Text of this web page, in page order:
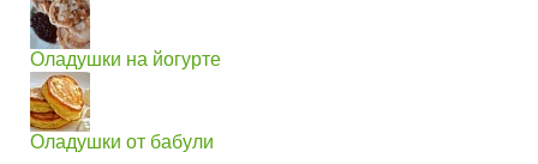
Оладушки на йогурте
Оладушки от бабули